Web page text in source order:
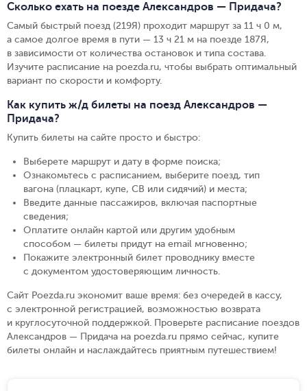
Сколько ехать на поезде Александров — Придача?
Самый быстрый поезд (219Я) проходит маршрут за 11 ч 0 м,
а самое долгое время в пути — 13 ч 21 м на поезде 187Я,
в зависимости от количества остановок и типа состава.
Изучите расписание на poezda.ru, чтобы выбрать оптимальный
вариант по скорости и комфорту.
Как купить ж/д билеты на поезд Александров —
Придача?
Купить билеты на сайте просто и быстро:
Выберете маршрут и дату в форме поиска;
Ознакомьтесь с расписанием, выберите поезд, тип
вагона (плацкарт, купе, СВ или сидячий) и места;
Введите данные пассажиров, включая паспортные
сведения;
Оплатите онлайн картой или другим удобным
способом — билеты придут на email мгновенно;
Покажите электронный билет проводнику вместе
с документом удостоверяющим личность.
Сайт Poezda.ru экономит ваше время: без очередей в кассу,
с электронной регистрацией, возможностью возврата
и круглосуточной поддержкой. Проверьте расписание поездов
Александров — Придача на poezda.ru прямо сейчас, купите
билеты онлайн и наслаждайтесь приятным путешествием!